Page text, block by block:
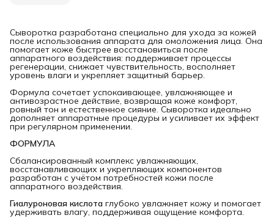
Сыворотка разработана специально для ухода за кожей
после использования аппарата для омоложения лица. Она
помогает коже быстрее восстановиться после
аппаратного воздействия: поддерживает процессы
регенерации, снижает чувствительность, восполняет
уровень влаги и укрепляет защитный барьер.
Формула сочетает успокаивающее, увлажняющее и
антивозрастное действие, возвращая коже комфорт,
ровный тон и естественное сияние. Сыворотка идеально
дополняет аппаратные процедуры и усиливает их эффект
при регулярном применении.
ФОРМУЛА
Сбалансированный комплекс увлажняющих,
восстанавливающих и укрепляющих компонентов
разработан с учётом потребностей кожи после
аппаратного воздействия.
Гиалуроновая кислота глубоко увлажняет кожу и помогает
удерживать влагу, поддерживая ощущение комфорта.